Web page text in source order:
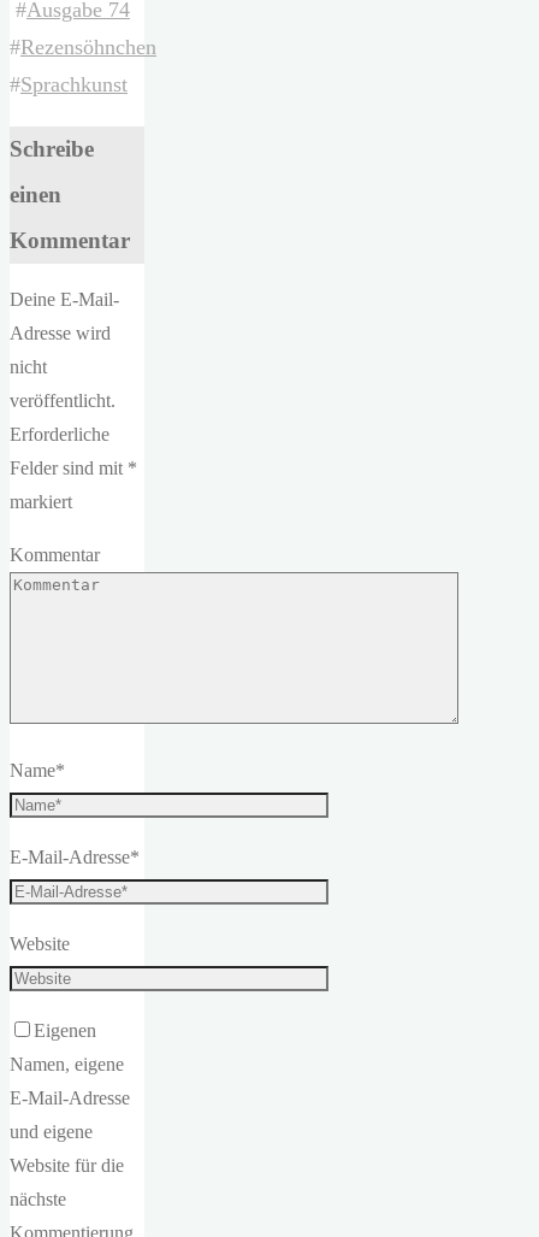
#Ausgabe 74
#Rezensöhnchen
#Sprachkunst
Schreibe
einen
Kommentar
Deine E-Mail-
Adresse wird
nicht
veröffentlicht.
Erforderliche
Felder sind mit *
markiert
Kommentar
Name*
E-Mail-Adresse*
Website
Eigenen
Namen, eigene
E-Mail-Adresse
und eigene
Website für die
nächste